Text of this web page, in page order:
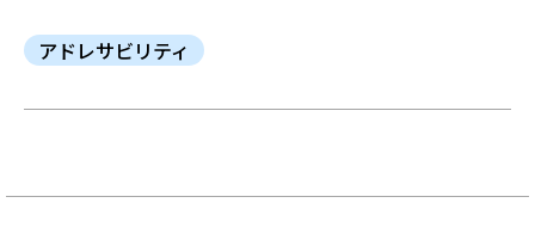
アドレサビリティ